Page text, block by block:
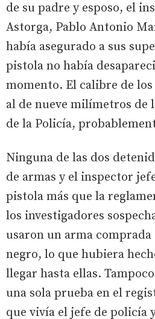
de su padre y esposo, el
Astorga, Pablo Antonio
había asegurado a sus
pistola no había
momento. El calibre de
al de nueve milímetros de
de la Policía,
Ninguna de las dos
de armas y el inspector
pistola más que la
los investigadores
usaron un arma comprada
negro, lo que hubiera
llegar hasta ellas.
una sola prueba en el
que vivía el jefe de policía